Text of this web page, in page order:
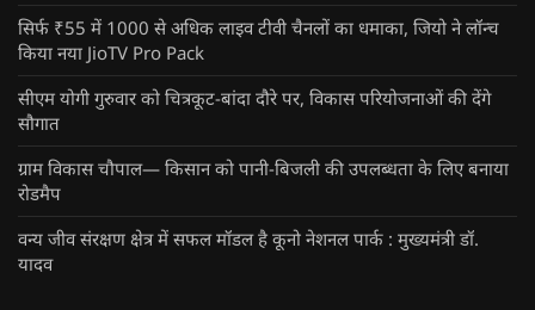
सिर्फ ₹55 में 1000 से अधिक लाइव टीवी चैनलों का धमाका, जियो ने लॉन्च
किया नया JioTV Pro Pack
सीएम योगी गुरुवार को चित्रकूट-बांदा दौरे पर, विकास परियोजनाओं की देंगे
सौगात
ग्राम विकास चौपाल— किसान को पानी-बिजली की उपलब्धता के लिए बनाया
रोडमैप
वन्य जीव संरक्षण क्षेत्र में सफल मॉडल है कूनो नेशनल पार्क : मुख्यमंत्री डॉ.
यादव